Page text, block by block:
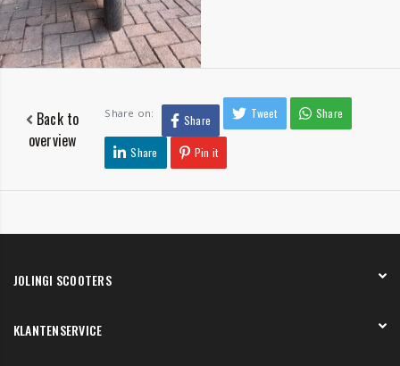
Back to
overview
Share on: Share Tweet Share
Share Pin it
JOLINGI SCOOTERS
Onze showroom
KLANTENSERVICE